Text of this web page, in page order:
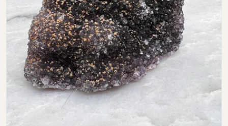
Open media 0 in modal